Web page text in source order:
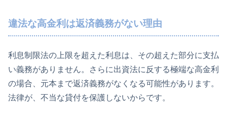
違法な高金利は返済義務がない理由
利息制限法の上限を超えた利息は、その超えた部分に支払
い義務がありません。さらに出資法に反する極端な高金利
の場合、元本まで返済義務がなくなる可能性があります。
法律が、不当な貸付を保護しないからです。